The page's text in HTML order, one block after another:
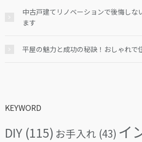
中古戸建てリノベーションで後悔しな
ます
平屋の魅力と成功の秘訣！おしゃれで
KEYWORD
DIY (115) お手入れ (43) イ